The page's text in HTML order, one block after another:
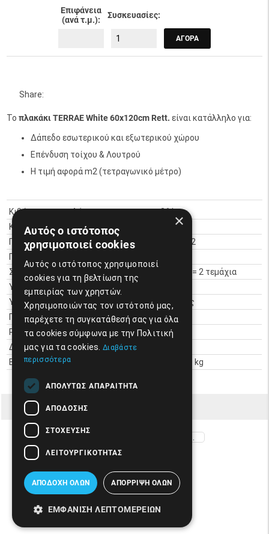
Επιφάνεια
(ανά τ.μ.):
Συσκευασίες:
ΑΓΟΡΆ
Share:
Το πλακάκι TERRAE White 60x120cm Rett.είναι κατάλληλο για:
Δάπεδο εσωτερικού και εξωτερικού χώρου
Επένδυση τοίχου & Λουτρού
Η τιμή αφορά m2 (τετραγωνικό μέτρο)
Κιβώτια στην παλέτα :
36 box
Κιλά συσκευασίας :
28.40 kg
Παλέτα :
51.84 m2
Ποιότητα :
Συσκευασία:
1.44 Μ2 = 2 τεμάχια
Υφή:
Υλικό:
Γρανίτης
Προέλευση:
Ιταλία
Ρεκτιφιαρισμένο :
Nαί
Διαστάσεις:
Βάρος παλέτας:
1.022.40 kg
ΣΧΕΤΙΚΆ ΠΡΟΪΌΝΤΑ
ΠΛΑΚΑΚΙ TERRAE GREIGE 60X120CM RETT.
Μοντέλο: 14.01854
28,00€/m²
ΑΓΟΡΆ
×
Αυτός ο ιστότοπος
χρησιμοποιεί cookies
Αυτός ο ιστότοπος χρησιμοποιεί
cookies για τη βελτίωση της
εμπειρίας των χρηστών.
Χρησιμοποιώντας τον ιστότοπό μας,
παρέχετε τη συγκατάθεσή σας για όλα
τα cookies σύμφωνα με την Πολιτική
μας για τα cookies. Διαβάστε
περισσότερα
ΑΠΟΛΎΤΩΣ ΑΠΑΡΑΊΤΗΤΑ
ΑΠΌΔΟΣΗΣ
ΣΤΌΧΕΥΣΗΣ
ΛΕΙΤΟΥΡΓΙΚΌΤΗΤΑΣ
ΑΠΟΔΟΧΉ ΌΛΩΝ ΑΠΌΡΡΙΨΗ ΌΛΩΝ
ΕΜΦΆΝΙΣΗ ΛΕΠΤΟΜΕΡΕΙΏΝ